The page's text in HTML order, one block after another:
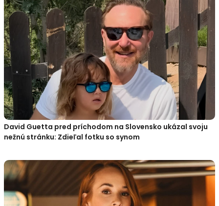
David Guetta pred príchodom na Slovensko ukázal svoju
nežnú stránku: Zdieľal fotku so synom